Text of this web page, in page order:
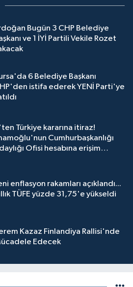
Bugün 3 CHP Belediye
ve 1 İYİ Partili Vekile Rozet
6 Belediye Başkanı
istifa ederek YENİ Parti'ye
Türkiye kararına itiraz!
Cumhurbaşkanlığı
Ofisi hesabına erişim
enflasyon rakamları açıklandı...
TÜFE yüzde 31,75'e yükseldi
Kazaz Finlandiya Rallisi'nde
Edecek